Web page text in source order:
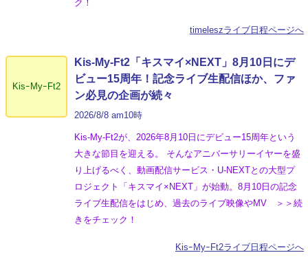
ク！
timeleszライブ日程ページへ
KisｰMyｰFt2
Kis-My-Ft2「キスマイ×NEXT」8月10日にデ
ビュー15周年！記念ライブ生配信ほか、ファ
ン必見の企画が続々
2026/8/8 am10時
Kis-My-Ft2が、2026年8月10日にデビュー15周年という
大きな節目を迎える。 そんなアニバーサリーイヤーを盛
り上げるべく、動画配信サービス・U-NEXTとの大型プ
ロジェクト「キスマイ×NEXT」が始動。8月10日の記念
ライブ生配信をはじめ、過去のライブ映像やMV ＞＞続
きをチェック！
KisｰMyｰFt2ライブ日程ページへ